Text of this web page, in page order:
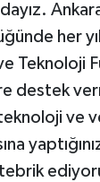
her
Teknoloji
destek
ve
tebrik